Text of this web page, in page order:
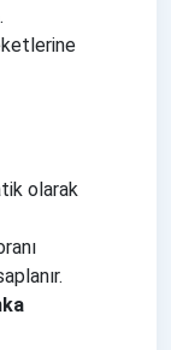
olarak